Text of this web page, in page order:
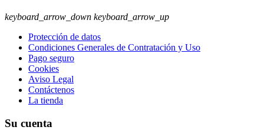
keyboard_arrow_down keyboard_arrow_up
Protección de datos
Condiciones Generales de Contratación y Uso
Pago seguro
Cookies
Aviso Legal
Contáctenos
La tienda
Su cuenta